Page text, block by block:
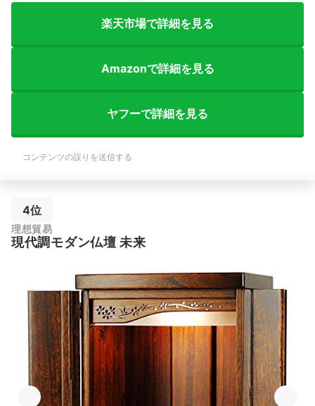
楽天市場で詳細を見る
Amazonで詳細を見る
ヤフーで詳細を見る
コンテンツの誤りを送信する
4位
理想貿易
現代調モダン仏壇 未来